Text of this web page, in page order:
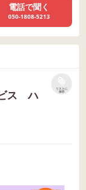
電話で聞く
050-1808-5213
ス ハ
リストに
保存